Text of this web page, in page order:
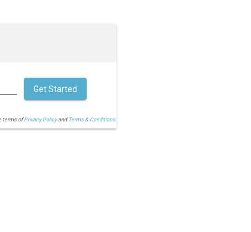
terms ofPrivacy Policyand Terms & Conditions.
Get Started